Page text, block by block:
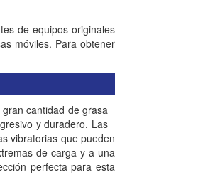
de equipos originales
móviles. Para obtener
cantidad de grasa
y duradero. Las
vibratorias que pueden
de carga y a una
perfecta para esta